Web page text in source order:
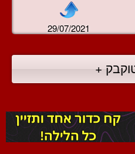
29/07/2021
+